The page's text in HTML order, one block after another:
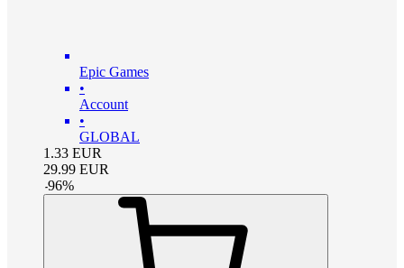
Epic Games
•
Account
•
GLOBAL
1.33 EUR
29.99 EUR
-96%